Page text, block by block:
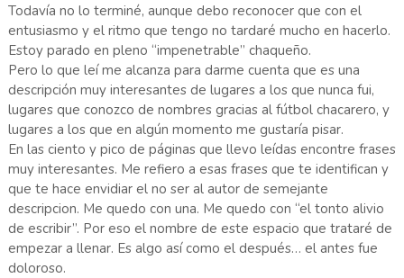
Todavía no lo terminé, aunque debo reconocer que con el
entusiasmo y el ritmo que tengo no tardaré mucho en hacerlo.
Estoy parado en pleno “impenetrable” chaqueño.
Pero lo que leí me alcanza para darme cuenta que es una
descripción muy interesantes de lugares a los que nunca fui,
lugares que conozco de nombres gracias al fútbol chacarero, y
lugares a los que en algún momento me gustaría pisar.
En las ciento y pico de páginas que llevo leídas encontre frases
muy interesantes. Me refiero a esas frases que te identifican y
que te hace envidiar el no ser al autor de semejante
descripcion. Me quedo con una. Me quedo con “el tonto alivio
de escribir”. Por eso el nombre de este espacio que trataré de
empezar a llenar. Es algo así como el después… el antes fue
doloroso.